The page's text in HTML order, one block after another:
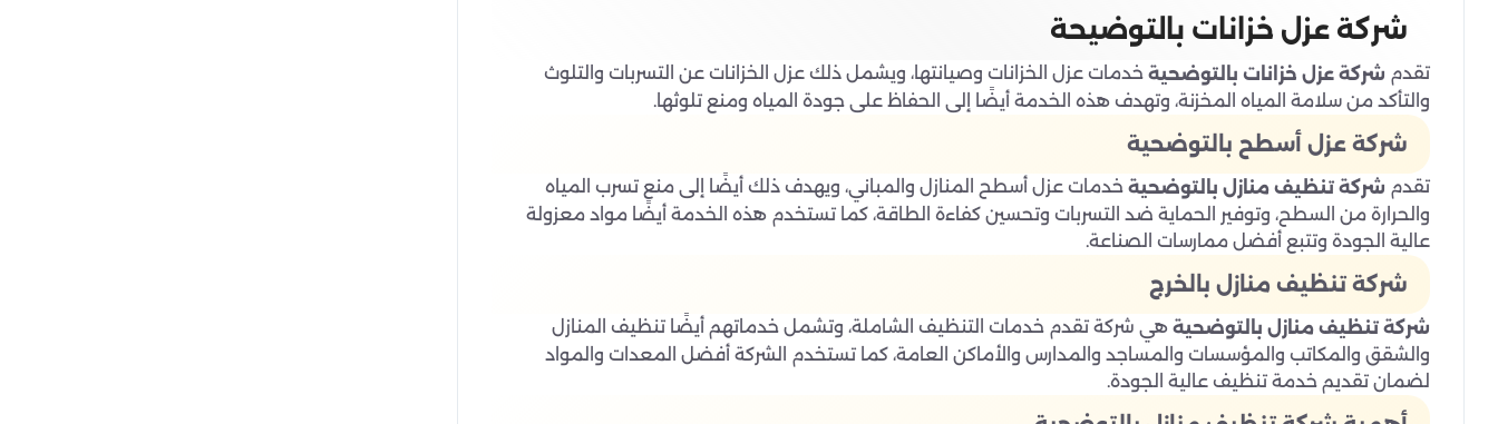
شركة عزل خزانات بالتوضيحة
تقدم شركة عزل خزانات بالتوضحية خدمات عزل الخزانات وصيانتها، ويشمل ذلك عزل الخزانات عن التسربات والتلوث
والتأكد من سلامة المياه المخزنة، وتهدف هذه الخدمة أيضًا إلى الحفاظ على جودة المياه ومنع تلوثها.
شركة عزل أسطح بالتوضحية
تقدم شركة تنظيف منازل بالتوضحية خدمات عزل أسطح المنازل والمباني، ويهدف ذلك أيضًا إلى منع تسرب المياه
والحرارة من السطح، وتوفير الحماية ضد التسربات وتحسين كفاءة الطاقة، كما تستخدم هذه الخدمة أيضًا مواد معزولة
عالية الجودة وتتبع أفضل ممارسات الصناعة.
شركة تنظيف منازل بالخرج
شركة تنظيف منازل بالتوضحية هي شركة تقدم خدمات التنظيف الشاملة، وتشمل خدماتهم أيضًا تنظيف المنازل
والشقق والمكاتب والمؤسسات والمساجد والمدارس والأماكن العامة، كما تستخدم الشركة أفضل المعدات والمواد
لضمان تقديم خدمة تنظيف عالية الجودة.